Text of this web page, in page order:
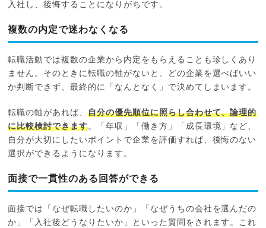
入社し、後悔することになりがちです。
複数の内定で迷わなくなる
転職活動では複数の企業から内定をもらえることも珍しくあり
ません。そのときに転職の軸がないと、どの企業を選べばいい
か判断できず、最終的に「なんとなく」で決めてしまいます。
転職の軸があれば、自分の優先順位に照らし合わせて、論理的
に比較検討できます。「年収」「働き方」「成長環境」など、
自分が大切にしたいポイントで企業を評価すれば、後悔のない
選択ができるようになります。
面接で一貫性のある回答ができる
面接では「なぜ転職したいのか」「なぜうちの会社を選んだの
か」「入社後どうなりたいか」といった質問をされます。これ